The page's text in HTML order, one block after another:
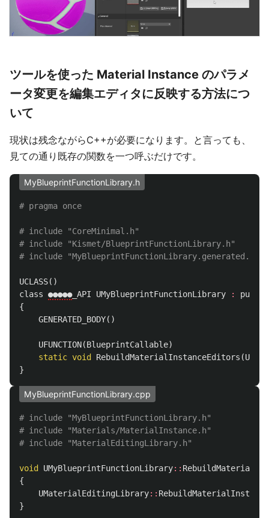
ツールを使った Material Instance のパラメ
ータ変更を編集エディタに反映する方法につ
いて
現状は残念ながらC++が必要になります。と言っても、
見ての通り既存の関数を一つ呼ぶだけです。
MyBlueprintFunctionLibrary.h
# include "CoreMinimal.h"
# include "Kismet/BlueprintFunctionLibrary.h"
UCLASS()
class ●●●●●_API UMyBlueprintFunctionLibrary :
public
{
GENERATED_BODY()
UFUNCTION(BlueprintCallable)
static void RebuildMaterialInstanceEditors (
}
MyBlueprintFunctionLibrary.cpp
# include "MyBlueprintFunctionLibrary.h"
# include "Materials/MaterialInstance.h"
void UMyBlueprintFunctionLibrary::
{
UMaterialEditingLibrary::
}